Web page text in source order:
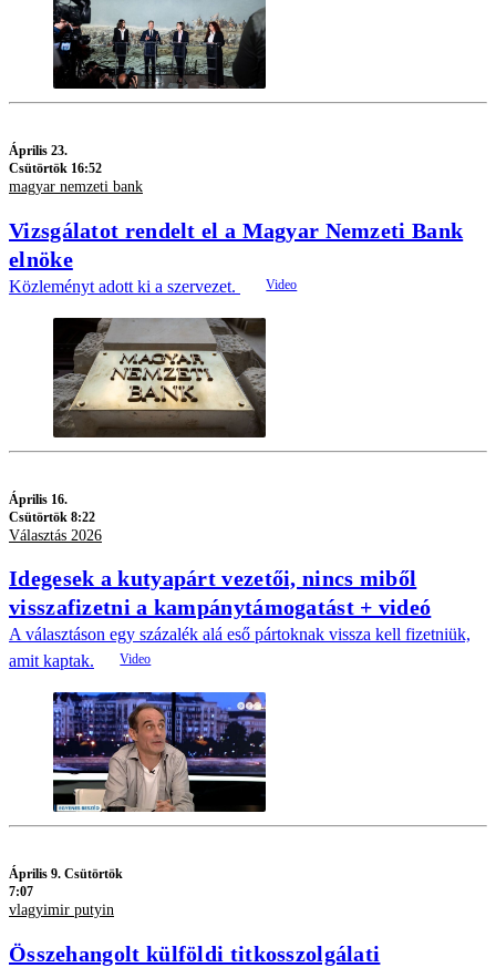
Április 23.
Csütörtök 16:52
magyar nemzeti bank
Vizsgálatot rendelt el a Magyar Nemzeti Bank
elnöke
Közleményt adott ki a szervezet.
Április 16.
Csütörtök 8:22
Választás 2026
Idegesek a kutyapárt vezetői, nincs miből
visszafizetni a kampánytámogatást + videó
A választáson egy százalék alá eső pártoknak vissza kell fizetniük,
amit kaptak.
Április 9. Csütörtök
7:07
vlagyimir putyin
Összehangolt külföldi titkosszolgálati